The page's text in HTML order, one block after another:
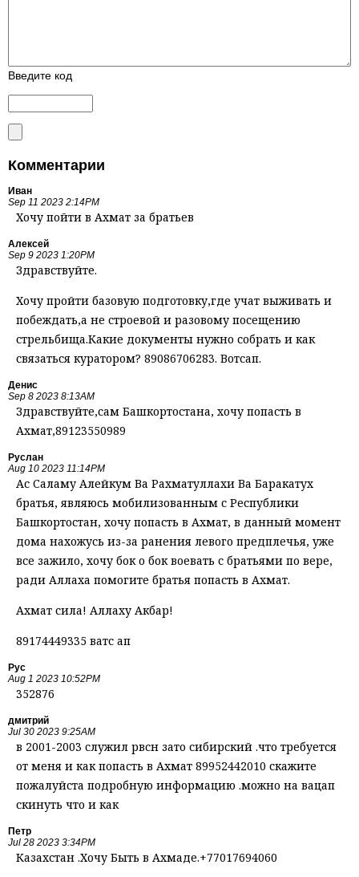
Введите код
Комментарии
Иван
Sep 11 2023 2:14PM
Хочу пойти в Ахмат за братьев
Алексей
Sep 9 2023 1:20PM
Здравствуйте.
Хочу пройти базовую подготовку,где учат выживать и
побеждать,а не строевой и разовому посещению
стрельбища.Какие документы нужно собрать и как
связаться куратором? 89086706283. Вотсап.
Денис
Sep 8 2023 8:13AM
Здравствуйте,сам Башкортостана, хочу попасть в
Ахмат,89123550989
Руслан
Aug 10 2023 11:14PM
Ас Саламу Алейкум Ва Рахматуллахи Ва Баракатух
братья, являюсь мобилизованным с Республики
Башкортостан, хочу попасть в Ахмат, в данный момент
дома нахожусь из-за ранения левого предплечья, уже
все зажило, хочу бок о бок воевать с братьями по вере,
ради Аллаха помогите братья попасть в Ахмат.
Ахмат сила! Аллаху Акбар!
89174449335 ватс ап
Рус
Aug 1 2023 10:52PM
352876
дмитрий
Jul 30 2023 9:25AM
в 2001-2003 служил рвсн зато сибирский .что требуется
от меня и как попасть в Ахмат 89952442010 скажите
пожалуйста подробную информацию .можно на вацап
скинуть что и как
Петр
Jul 28 2023 3:34PM
Казахстан .Хочу Быть в Ахмаде.+77017694060